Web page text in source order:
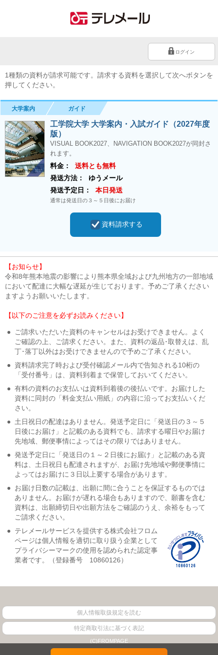
ログイン
1種類の資料が請求可能です。請求する資料を選択して次へボタンを
押してください。
大学案内 ガイド
工学院大学 大学案内・入試ガイド（2027年度
版）
VISUAL BOOK2027、NAVIGATION BOOK2027が同封さ
れます。
料金：
送料とも無料
発送方法：
ゆうメール
発送予定日：
本日発送
通常は発送日の３～５日後にお届け
資料請求する
【お知らせ】
令和8年熊本地震の影響により熊本県全域および九州地方の一部地域
において配達に大幅な遅延が生じております。予めご了承ください
ますようお願いいたします。
【以下のご注意を必ずお読みください】
●
ご請求いただいた資料のキャンセルはお受けできません。よく
ご確認の上、ご請求ください。また、資料の返品･取替えは、乱
丁･落丁以外はお受けできませんので予めご了承ください。
● 資料請求完了時および受付確認メール内で告知される10桁の
「受付番号」は、資料到着まで保管しておいてください。
● 有料の資料のお支払いは資料到着後の後払いです。お届けした
資料に同封の「料金支払い用紙」の内容に沿ってお支払いくだ
さい。
● 土日祝日の配達はありません。発送予定日に「発送日の３～５
日後にお届け」と記載のある資料でも、請求する曜日やお届け
先地域、郵便事情によってはその限りではありません。
● 発送予定日に「発送日の１～２日後にお届け」と記載のある資
料は、土日祝日も配達されますが、お届け先地域や郵便事情に
よってはお届けに３日以上要する場合があります。
● お届け日数の記載は、出願に間に合うことを保証するものでは
ありません。お届けが遅れる場合もありますので、願書を含む
資料は、出願締切日や出願方法をご確認のうえ、余裕をもって
ご請求ください。
● テレメールサービスを提供する株式会社フロム
ページは個人情報を適切に取り扱う企業として
プライバシーマークの使用を認められた認定事
業者です。（登録番号 10860126）
個人情報取扱規定を読む
特定商取引法に基づく表記
(C)FROMPAGE